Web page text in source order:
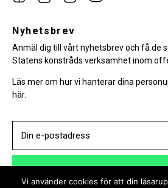
facebookinstagramLinkedin
Nyhetsbrev
Anmäl dig till vårt nyhetsbrev och få de
Statens konstråds verksamhet inom
Läs mer om hur vi hanterar dina
här.
Vi använder cookies för att din